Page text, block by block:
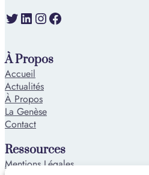
Twitter LinkedIn Instagram Facebook
À Propos
Accueil
Actualités
À Propos
La Genèse
Contact
Ressources
Mentions Légales